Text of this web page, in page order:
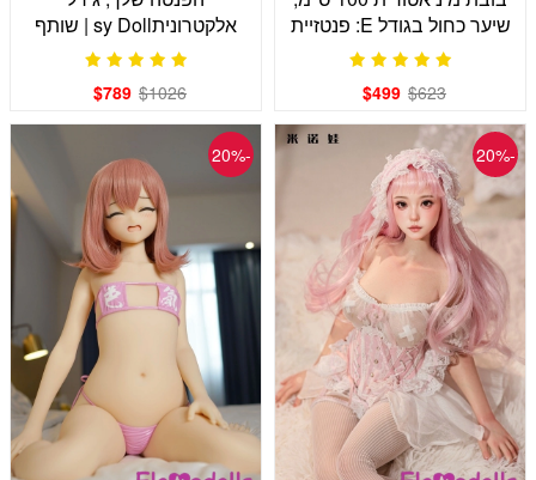
שיער כחול בגודל E: פנטזיית
ה-E-girl שלך
$623
$499
אלקטרוניתsy Doll | שותף
קואופ ורוד שיער
$1026
$789
-20%
-20%